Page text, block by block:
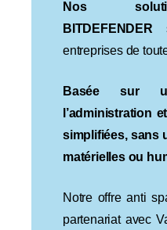
Nos
BITDEFENDER
entreprises de
Basée sur
l’administration
simplifiées, sans
matérielles ou
Notre offre anti
partenariat avec